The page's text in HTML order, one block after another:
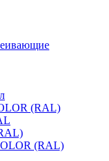
(RAL)
(RAL)